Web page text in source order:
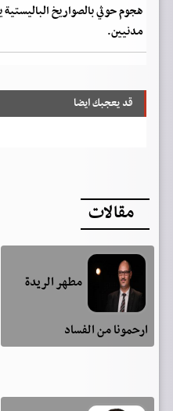
هجوم حوثي بالصواريخ
مدنيين.
قد يعجبك ايضا
مقالات
مطهر الريدة
ارحمونا من الفساد